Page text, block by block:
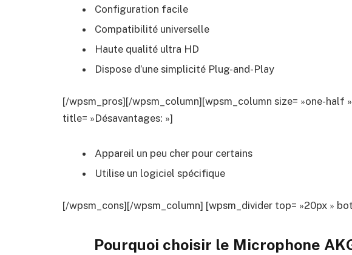
Configuration facile
Compatibilité universelle
Haute qualité ultra HD
Dispose d’une simplicité Plug-and-Play
[/wpsm_pros][/wpsm_column][wpsm_column size= »one-half
title= »Désavantages: »]
Appareil un peu cher pour certains
Utilise un logiciel spécifique
[/wpsm_cons][/wpsm_column] [wpsm_divider top= »20px »
Pourquoi choisir le Microphone